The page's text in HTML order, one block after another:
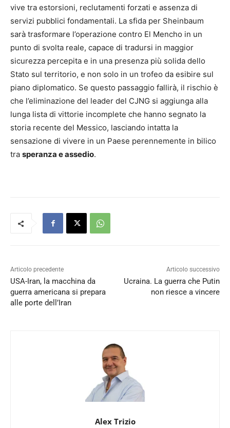
vive tra estorsioni, reclutamenti forzati e assenza di
servizi pubblici fondamentali. La sfida per Sheinbaum
sarà trasformare l’operazione contro El Mencho in un
punto di svolta reale, capace di tradursi in maggior
sicurezza percepita e in una presenza più solida dello
Stato sul territorio, e non solo in un trofeo da esibire sul
piano diplomatico. Se questo passaggio fallirà, il rischio è
che l’eliminazione del leader del CJNG si aggiunga alla
lunga lista di vittorie incomplete che hanno segnato la
storia recente del Messico, lasciando intatta la
sensazione di vivere in un Paese perennemente in bilico
tra speranza e assedio.
Articolo precedente
USA-Iran, la macchina da
guerra americana si prepara
alle porte dell’Iran
Articolo successivo
Ucraina. La guerra che Putin
non riesce a vincere
Alex Trizio